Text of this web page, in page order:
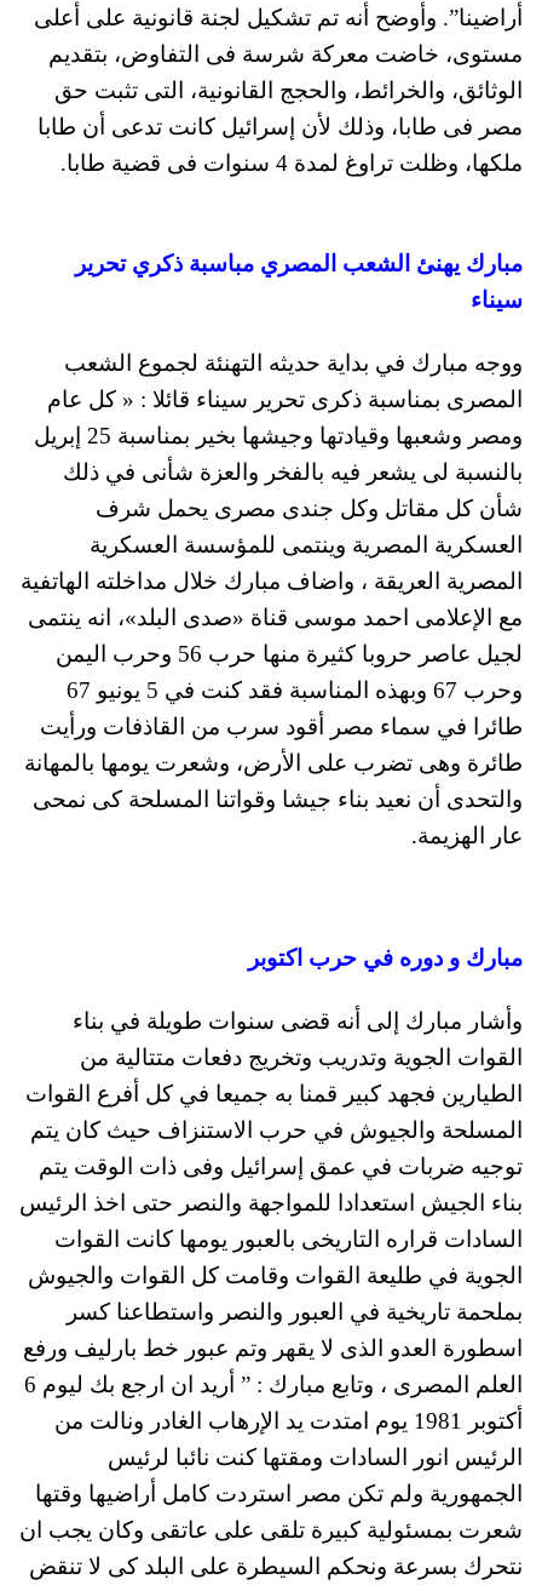
أراضينا”. وأوضح أنه تم تشكيل لجنة قانونية على أعلى
مستوى، خاضت معركة شرسة فى التفاوض، بتقديم
الوثائق، والخرائط، والحجج القانونية، التى تثبت حق
مصر فى طابا، وذلك لأن إسرائيل كانت تدعى أن طابا
ملكها، وظلت تراوغ لمدة 4 سنوات فى قضية طابا.
مبارك يهنئ الشعب المصري مباسبة ذكري تحرير
سيناء
ووجه مبارك في بداية حديثه التهنئة لجموع الشعب
المصرى بمناسبة ذكرى تحرير سيناء قائلا : « كل عام
ومصر وشعبها وقيادتها وجيشها بخير بمناسبة 25 إبريل
بالنسبة لى يشعر فيه بالفخر والعزة شأنى في ذلك
شأن كل مقاتل وكل جندى مصرى يحمل شرف
العسكرية المصرية وينتمى للمؤسسة العسكرية
المصرية العريقة ، واضاف مبارك خلال مداخلته الهاتفية
مع الإعلامى احمد موسى قناة «صدى البلد»، انه ينتمى
لجيل عاصر حروبا كثيرة منها حرب 56 وحرب اليمن
وحرب 67 وبهذه المناسبة فقد كنت في 5 يونيو 67
طائرا في سماء مصر أقود سرب من القاذفات ورأيت
طائرة وهى تضرب على الأرض، وشعرت يومها بالمهانة
والتحدى أن نعيد بناء جيشا وقواتنا المسلحة كى نمحى
عار الهزيمة.
مبارك و دوره في حرب اكتوبر
وأشار مبارك إلى أنه قضى سنوات طويلة في بناء
القوات الجوية وتدريب وتخريج دفعات متتالية من
الطيارين فجهد كبير قمنا به جميعا في كل أفرع القوات
المسلحة والجيوش في حرب الاستنزاف حيث كان يتم
توجيه ضربات في عمق إسرائيل وفى ذات الوقت يتم
بناء الجيش استعدادا للمواجهة والنصر حتى اخذ الرئيس
السادات قراره التاريخى بالعبور يومها كانت القوات
الجوية في طليعة القوات وقامت كل القوات والجيوش
بملحمة تاريخية في العبور والنصر واستطاعنا كسر
اسطورة العدو الذى لا يقهر وتم عبور خط بارليف ورفع
العلم المصرى ، وتابع مبارك : ” أريد ان ارجع بك ليوم 6
أكتوبر 1981 يوم امتدت يد الإرهاب الغادر ونالت من
الرئيس انور السادات ومقتها كنت نائبا لرئيس
الجمهورية ولم تكن مصر استردت كامل أراضيها وقتها
شعرت بمسئولية كبيرة تلقى على عاتقى وكان يجب ان
نتحرك بسرعة ونحكم السيطرة على البلد كى لا تنقض